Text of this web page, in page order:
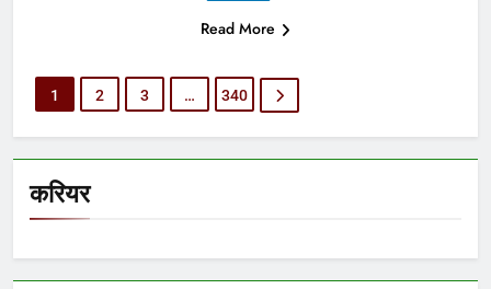
करियर
Read More
1 2 3 … 340